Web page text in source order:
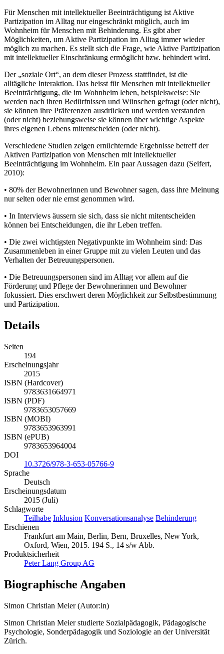
Für Menschen mit intellektueller Beeinträchtigung ist Aktive
Partizipation im Alltag nur eingeschränkt möglich, auch im
Wohnheim für Menschen mit Behinderung. Es gibt aber
Möglichkeiten, um Aktive Partizipation im Alltag immer wieder
möglich zu machen. Es stellt sich die Frage, wie Aktive Partizipation
mit intellektueller Einschränkung ermöglicht bzw. behindert wird.
Der „soziale Ort“, an dem dieser Prozess stattfindet, ist die
alltägliche Interaktion. Das heisst für Menschen mit intellektueller
Beeinträchtigung, die im Wohnheim leben, beispielsweise: Sie
werden nach ihren Bedürfnissen und Wünschen gefragt (oder nicht),
sie können ihre Präferenzen ausdrücken und werden verstanden
(oder nicht) beziehungsweise sie können über wichtige Aspekte
ihres eigenen Lebens mitentscheiden (oder nicht).
Verschiedene Studien zeigen ernüchternde Ergebnisse betreff der
Aktiven Partizipation von Menschen mit intellektueller
Beeinträchtigung im Wohnheim. Ein paar Aussagen dazu (Seifert,
2010):
• 80% der Bewohnerinnen und Bewohner sagen, dass ihre Meinung
nur selten oder nie ernst genommen wird.
• In Interviews äussern sie sich, dass sie nicht mitentscheiden
können bei Entscheidungen, die ihr Leben treffen.
• Die zwei wichtigsten Negativpunkte im Wohnheim sind: Das
Zusammenleben in einer Gruppe mit zu vielen Leuten und das
Verhalten der Betreuungspersonen.
• Die Betreuungspersonen sind im Alltag vor allem auf die
Förderung und Pflege der Bewohnerinnen und Bewohner
fokussiert. Dies erschwert deren Möglichkeit zur Selbstbestimmung
und Partizipation.
Details
Seiten
194
Erscheinungsjahr
2015
ISBN (Hardcover)
9783631664971
ISBN (PDF)
9783653057669
ISBN (MOBI)
9783653963991
ISBN (ePUB)
9783653964004
DOI
10.3726/978-3-653-05766-9
Sprache
Deutsch
Erscheinungsdatum
2015 (Juli)
Schlagworte
Teilhabe Inklusion Konversationsanalyse Behinderung
Erschienen
Frankfurt am Main, Berlin, Bern, Bruxelles, New York,
Oxford, Wien, 2015. 194 S., 14 s/w Abb.
Produktsicherheit
Peter Lang Group AG
Biographische Angaben
Simon Christian Meier (Autor:in)
Simon Christian Meier studierte Sozialpädagogik, Pädagogische
Psychologie, Sonderpädagogik und Soziologie an der Universität
Zürich.